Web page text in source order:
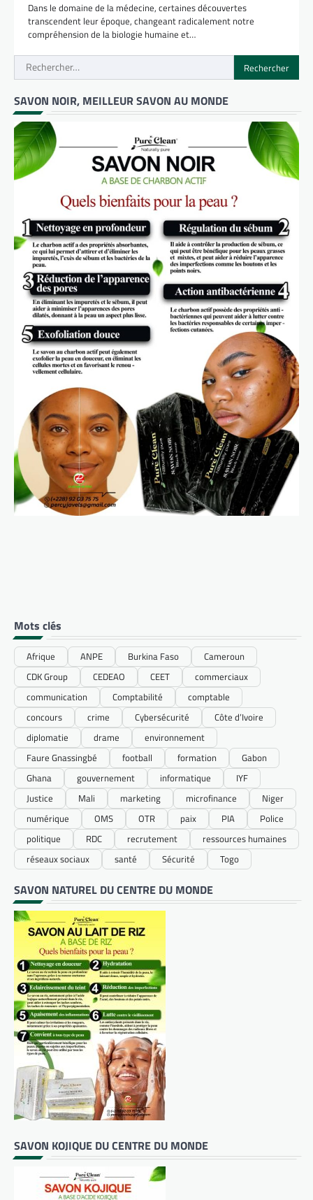
Dans le domaine de la médecine, certaines découvertes
transcendent leur époque, changeant radicalement notre
compréhension de la biologie humaine et…
Rechercher :
SAVON NOIR, MEILLEUR SAVON AU MONDE
Mots clés
Afrique ANPE Burkina Faso
Cameroun
CDK Group
CEDEAO CEET
commerciaux
communication
Comptabilité
comptable
concours
crime Cybersécurité
Côte d’Ivoire
diplomatie
drame
environnement
Faure Gnassingbé
football formation
Gabon
Ghana
gouvernement informatique
IYF
Justice
Mali marketing microfinance
Niger
numérique
OMS OTR paix PIA
Police
politique
RDC recrutement
ressources humaines
réseaux sociaux
santé Sécurité Togo
SAVON NATUREL DU CENTRE DU MONDE
SAVON KOJIQUE DU CENTRE DU MONDE